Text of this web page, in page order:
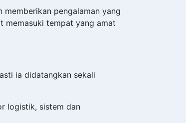
memberikan pengalaman yang
memasuki tempat yang amat
ia didatangkan sekali
logistik, sistem dan